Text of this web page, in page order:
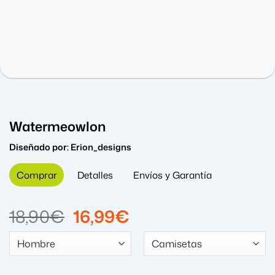
Watermeowlon
Diseñado por:Erion_designs
Comprar Detalles Envíos y Garantía
18,90€ El
precio
original
16,99€
precio
actual